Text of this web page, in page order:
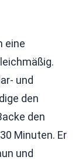
eine
und
den
den
Minuten. Er
und